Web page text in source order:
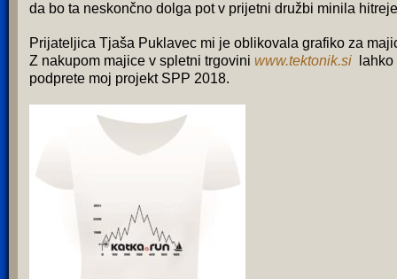
da bo ta neskončno dolga pot v prijetni družbi minila
Prijateljica Tjaša Puklavec mi je oblikovala grafiko za
Z nakupom majice v spletni trgovini www.tektonik.si lahko
podprete moj projekt SPP 2018.